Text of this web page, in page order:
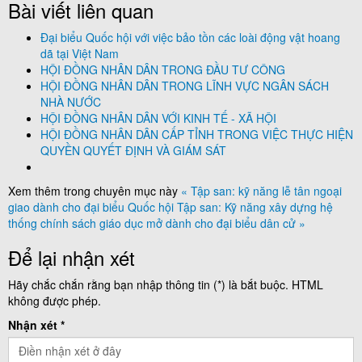
Bài viết liên quan
Đại biểu Quốc hội với việc bảo tồn các loài động vật hoang
dã tại Việt Nam
HỘI ĐỒNG NHÂN DÂN TRONG ĐẦU TƯ CÔNG
HỘI ĐỒNG NHÂN DÂN TRONG LĨNH VỰC NGÂN SÁCH
NHÀ NƯỚC
HỘI ĐỒNG NHÂN DÂN VỚI KINH TẾ - XÃ HỘI
HỘI ĐỒNG NHÂN DÂN CẤP TỈNH TRONG VIỆC THỰC HIỆN
QUYỀN QUYẾT ĐỊNH VÀ GIÁM SÁT
Xem thêm trong chuyên mục này « Tập san: kỹ năng lễ tân ngoại
giao dành cho đại biểu Quốc hội Tập san: Kỹ năng xây dựng hệ
thống chính sách giáo dục mở dành cho đại biểu dân cử »
Để lại nhận xét
Hãy chắc chắn rằng bạn nhập thông tin (*) là bắt buộc. HTML
không được phép.
Nhận xét *